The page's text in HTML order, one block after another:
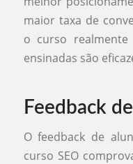
maior taxa de
o curso
ensinadas são
Feedback
O feedback de
curso SEO